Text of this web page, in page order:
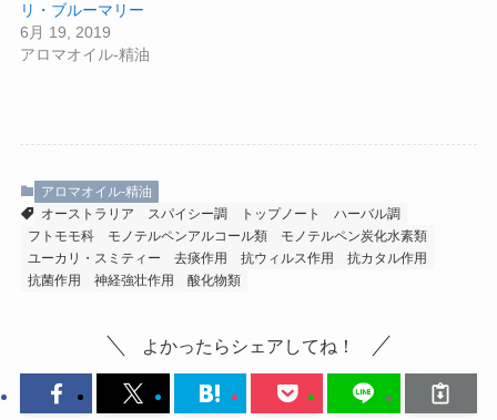
リ・ブルーマリー
6月 19, 2019
アロマオイル-精油
アロマオイル-精油
オーストラリア
スパイシー調 トップノート
ハーバル調
フトモモ科
モノテルペンアルコール類
モノテルペン炭化水素類
ユーカリ・スミティー
去痰作用 抗ウィルス作用
抗カタル作用
抗菌作用
神経強壮作用 酸化物類
よかったらシェアしてね！